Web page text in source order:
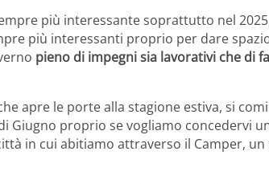
più interessante soprattutto nel
più interessanti proprio per dare
pieno di impegni sia lavorativi che di
apre le porte alla stagione estiva, si
Giugno proprio se vogliamo concedervi
in cui abitiamo attraverso il Camper,